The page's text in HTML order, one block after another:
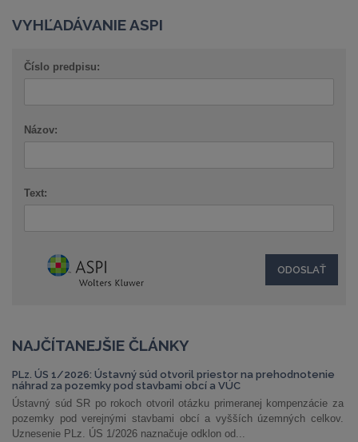
VYHĽADÁVANIE ASPI
Číslo predpisu:
Názov:
Text:
NAJČÍTANEJŠIE ČLÁNKY
PLz. ÚS 1/2026: Ústavný súd otvoril priestor na prehodnotenie
náhrad za pozemky pod stavbami obcí a VÚC
Ústavný súd SR po rokoch otvoril otázku primeranej kompenzácie za
pozemky pod verejnými stavbami obcí a vyšších územných celkov.
Uznesenie PLz. ÚS 1/2026 naznačuje odklon od...